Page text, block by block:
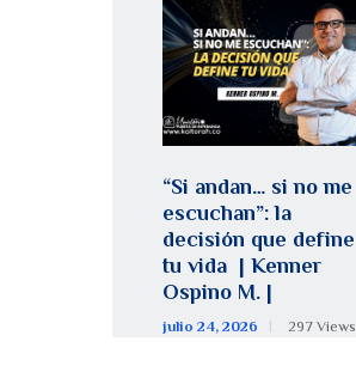
“Si andan… si no me
escuchan”: la
decisión que define
tu vida | Kenner
Ospino M. |
julio 24, 2026 297 Views